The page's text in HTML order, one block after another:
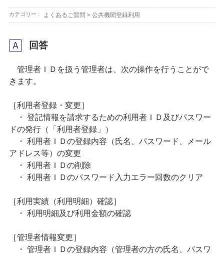
カテゴリー : よくあるご質問 > 公共機関登録利用
回答
管理者ＩＤを扱う管理者は、次の操作を行うことがで
きます。
［利用者登録・変更］
・ 登記情報を請求するための利用者ＩＤ及びパスワー
ドの発行（「利用者登録」）
・ 利用者ＩＤの登録内容（氏名、パスワード、メール
アドレス等）の変更
・ 利用者ＩＤの削除
・ 利用者ＩＤのパスワード入力エラー回数のクリア
［利用実績（利用明細）確認］
・ 利用明細及び利用金額の確認
［管理者情報変更］
・ 管理者ＩＤの登録内容（管理者の方の氏名、パスワ